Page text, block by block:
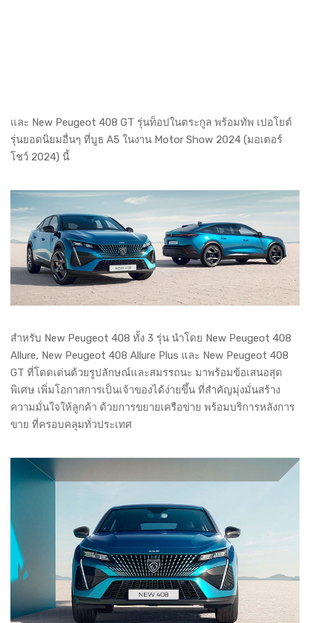
และ New Peugeot 408 GT รุ่นท็อปในตระกูล พร้อมทัพ เปอโยต์
รุ่นยอดนิยมอื่นๆ ที่บูธ A5 ในงาน Motor Show 2024 (มอเตอร์
โชว์ 2024) นี้
สำหรับ New Peugeot 408 ทั้ง 3 รุ่น นำโดย New Peugeot 408
Allure, New Peugeot 408 Allure Plus และ New Peugeot 408
GT ที่โดดเด่นด้วยรูปลักษณ์และสมรรถนะ มาพร้อมข้อเสนอสุด
พิเศษ เพิ่มโอกาสการเป็นเจ้าของได้ง่ายขึ้น ที่สำคัญมุ่งมั่นสร้าง
ความมั่นใจให้ลูกค้า ด้วยการขยายเครือข่าย พร้อมบริการหลังการ
ขาย ที่ครอบคลุมทั่วประเทศ